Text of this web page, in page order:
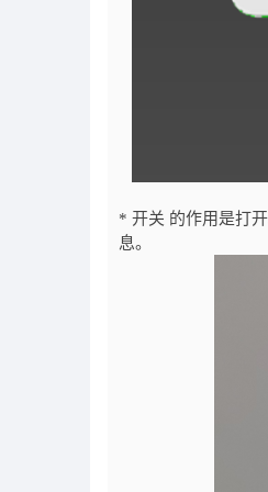
* 开关 的作用是打
息。